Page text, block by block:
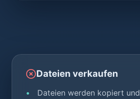
Dateien verkaufen
Dateien werden kopiert und